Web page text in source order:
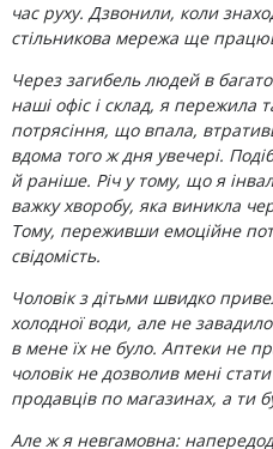
час руху. Дзвонили, коли
стільникова мережа ще
Через загибель людей в
наші офіс і склад, я пережила
потрясіння, що впала,
вдома того ж дня увечері.
й раніше. Річ у тому, що я
важку хворобу, яка виникла
Тому, переживши емоційне
свідомість.
Чоловік з дітьми швидко
холодної води, але не
в мене їх не було. Аптеки не
чоловік не дозволив мені
продавців по магазинах, а ти
Але ж я невгамовна: